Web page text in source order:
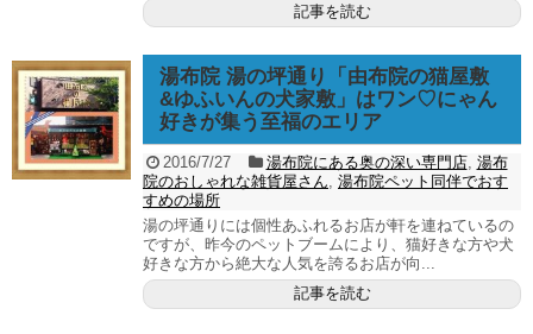
記事を読む
湯布院 湯の坪通り「由布院の猫屋敷
&ゆふいんの犬家敷」はワン♡にゃん
好きが集う至福のエリア
2016/7/27 湯布院にある奥の深い専門店, 湯布
院のおしゃれな雑貨屋さん 湯布院ペット同伴でおす
すめの場所
湯の坪通りには個性あふれるお店が軒を連ねているの
ですが、昨今のペットブームにより、猫好きな方や犬
好きな方から絶大な人気を誇るお店が向...
記事を読む